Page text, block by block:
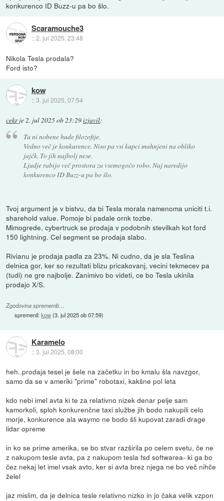
konkurenco ID Buzz-u pa bo šlo.
Scaramouche3
::2. jul 2025, 23:48
Nikola Tesla prodala?
Ford isto?
kow
::3. jul 2025, 07:54
cekrje2. jul 2025 ob 23:29izjavil:
Tu ni nobene hude filozofije.
Vedno več je konkurence. Niso pa vsi kupci mahnjeni na obliko
jajčk. To jih najbolj nese.
Ljudje rabijo več prostora za vsemogočo robo. Naj naredijo
konkurenco ID Buzz-u pa bo šlo.
Tvoj argument je v bistvu, da bi Tesla morala namenoma uniciti t.i.
sharehold value. Pomoje bi padale ornk tozbe.
Mimogrede, cybertruck se prodaja v podobnih stevilkah kot ford
150 lightning. Cel segment se prodaja slabo.
Rivianu je prodaja padla za 23%. Ni cudno, da je sla Teslina
delnica gor, ker so rezultati blizu pricakovanj, vecini tekmecev pa
(tudi) ne gre najbolje. Zanimivo bo videti, ce bo Tesla ukinila
prodajo X/S.
Zgodovina sprememb…
spremenil:kow(3. jul 2025 ob 07:59)
Karamelo
::3. jul 2025, 08:00
heh..prodaja tesel je šele na začetku in bo kmalu šla navzgor,
samo da se v ameriki "prime" robotaxi, kakšne pol leta
kdo nebi imel avta ki te za relativno nizek denar pelje sam
kamorkoli, sploh konkurenčne taxi službe jih bodo nakupili celo
morje, konkurence ala waymo ne bodo šli kupovat zaradi drage
lidar opreme
in ko se prime amerika, se bo stvar razširila po celem svetu, če ne
z nakupom tesle avta, pa z nakupom tesla fsd softwarea- ki ga bo
čez nekaj let imel vsak avto, ker si avta brez njega ne bo več nihče
želel
jaz mislim, da je delnica tesle relativno nizko in jo čaka velik vzpon